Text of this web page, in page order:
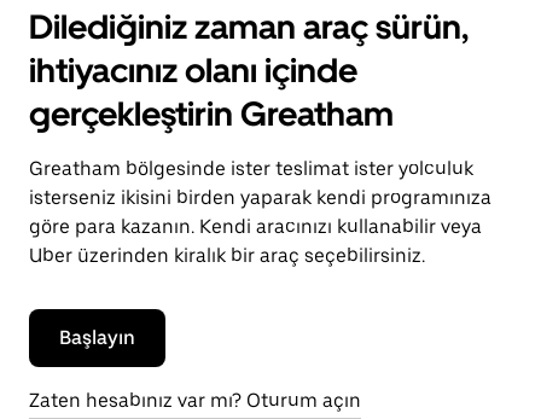
Dilediğiniz zaman araç sürün,
ihtiyacınız olanı içinde
gerçekleştirin Greatham
Greatham bölgesinde ister teslimat ister yolculuk
isterseniz ikisini birden yaparak kendi programınıza
göre para kazanın. Kendi aracınızı kullanabilir veya
Uber üzerinden kiralık bir araç seçebilirsiniz.
Başlayın
Zaten hesabınız var mı? Oturum açın